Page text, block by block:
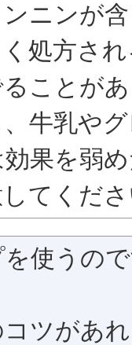
ニンが
処方さ
ことが
牛乳や
果を弱
てくだ
使うの
ツがあ